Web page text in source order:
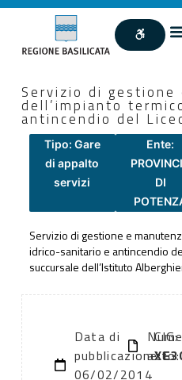
Servizio di gestione
dell’impianto
antincendio del
Tipo: Gare
di appalto
servizi
Ente:
DI
Servizio di gestione e
idrico-sanitario e antincendio
succursale dell’Istituto
Data di
pubblicazione:
06/02/2014
atto:
CIG: